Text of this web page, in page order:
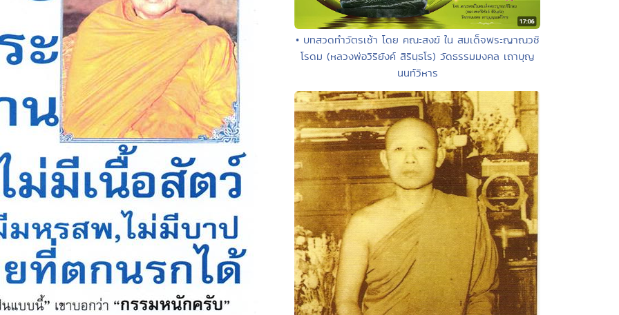
• บทสวดทำวัตรเช้า โดย คณะสงฆ์ ใน สมเด็จพระญาณวชิ
โรดม (หลวงพ่อวิริยังค์ สิรินฺธโร) วัดธรรมมงคล เถาบุญ
นนท์วิหาร